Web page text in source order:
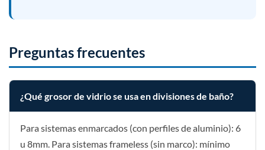
Preguntas frecuentes
¿Qué grosor de vidrio se usa en divisiones de baño?
Para sistemas enmarcados (con perfiles de aluminio): 6
u 8mm. Para sistemas frameless (sin marco): mínimo